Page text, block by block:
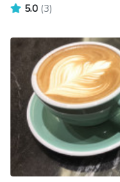
5.0 (3)